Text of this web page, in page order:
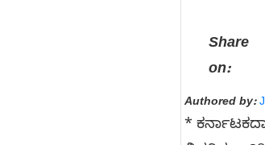
Share
on:
Authored by:
*